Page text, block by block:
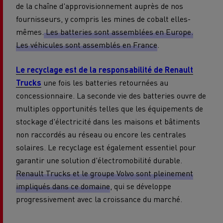
de la chaîne d'approvisionnement auprès de nos
fournisseurs, y compris les mines de cobalt elles-
mêmes.Les batteries sont assemblées en Europe.
Les véhicules sont assemblés en France.
Le recyclage est de la responsabilité de Renault
Trucks une fois les batteries retournées au
concessionnaire. La seconde vie des batteries ouvre de
multiples opportunités telles que les équipements de
stockage d'électricité dans les maisons et bâtiments
non raccordés au réseau ou encore les centrales
solaires. Le recyclage est également essentiel pour
garantir une solution d'électromobilité durable.
Renault Trucks et le groupe Volvo sont pleinement
impliqués dans ce domaine, qui se développe
progressivement avec la croissance du marché.